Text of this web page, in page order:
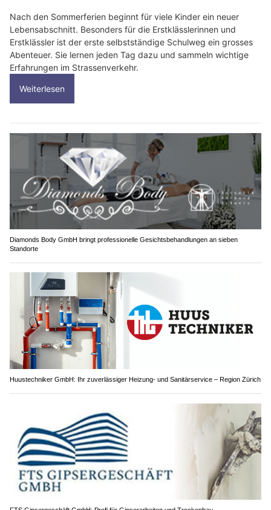
Nach den Sommerferien beginnt für viele Kinder ein neuer
Lebensabschnitt. Besonders für die Erstklässlerinnen und
Erstklässler ist der erste selbstständige Schulweg ein grosses
Abenteuer. Sie lernen jeden Tag dazu und sammeln wichtige
Erfahrungen im Strassenverkehr.
Weiterlesen
Diamonds Body GmbH bringt professionelle Gesichtsbehandlungen an sieben
Standorte
Huustechniker GmbH: Ihr zuverlässiger Heizung- und Sanitärservice – Region Zürich